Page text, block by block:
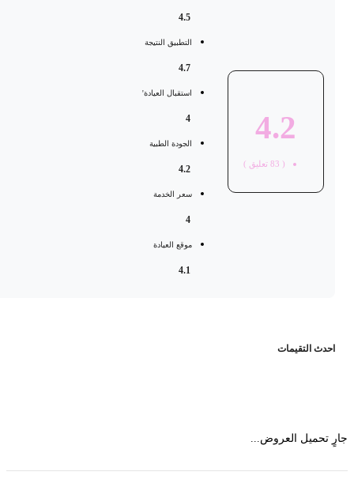
4.2
83 تعليق )
التطبيق النتيجة
استقبال العيادة'
الجودة الطبية
سعر الخدمة
موقع العيادة
التقيمات
تحميل العروض...